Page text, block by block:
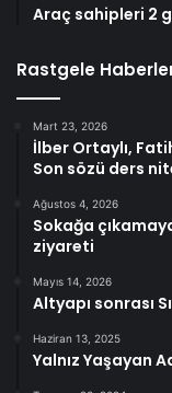
Araç sahipleri 2
Rastgele
Mart 23, 2026
İlber Ortaylı,
Son sözü ders
Ağustos 4, 2026
Sokağa
ziyareti
Mayıs 14, 2026
Altyapı sonrası
Haziran 13, 2025
Yalnız Yaşayan